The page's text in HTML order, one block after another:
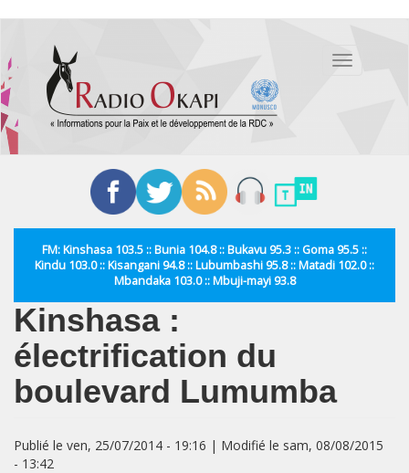
contenu
principal
Toggle
FM: Kinshasa 103.5 :: Bunia 104.8 :: Bukavu 95.3 :: Goma 95.5 ::
Kindu 103.0 :: Kisangani 94.8 :: Lubumbashi 95.8 :: Matadi 102.0 ::
Mbandaka 103.0 :: Mbuji-mayi 93.8
Kinshasa :
électrification du
boulevard Lumumba
Publié le ven, 25/07/2014 - 19:16 | Modifié le sam, 08/08/2015
- 13:42